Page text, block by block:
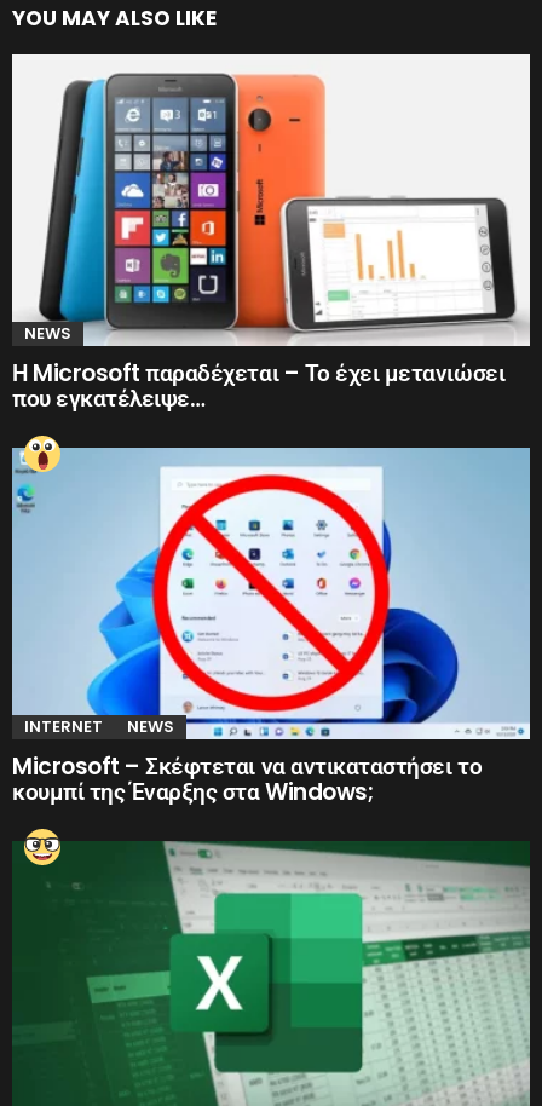
YOU MAY ALSO LIKE
NEWS
Η Microsoft παραδέχεται – Το έχει μετανιώσει
που εγκατέλειψε…
INTERNET NEWS
Microsoft – Σκέφτεται να αντικαταστήσει το
κουμπί της Έναρξης στα Windows;